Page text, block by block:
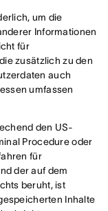
um die
Informationen
für
zusätzlich zu den
auch
umfassen
den US-
Procedure oder
für
der auf dem
beruht, ist
Inhalte